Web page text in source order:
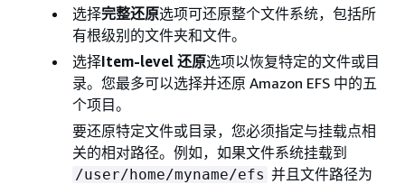
选择完整还原选项可还原整个文件系统，包括所
有根级别的文件夹和文件。
选择Item-level 还原选项以恢复特定的文件或目
录。您最多可以选择并还原 Amazon EFS 中的五
个项目。
要还原特定文件或目录，您必须指定与挂载点相
关的相对路径。例如，如果文件系统挂载到
/user/home/myname/efs 并且文件路径为